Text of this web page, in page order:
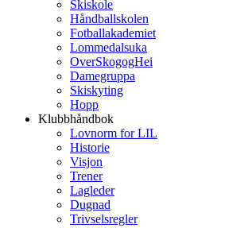
Skiskole
Håndballskolen
Fotballakademiet
Lommedalsuka
OverSkogogHei
Damegruppa
Skiskyting
Hopp
Klubbhåndbok
Lovnorm for LIL
Historie
Visjon
Trener
Lagleder
Dugnad
Trivselsregler